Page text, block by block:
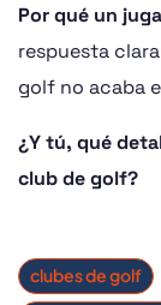
Por qué un
respuesta
golf no acaba
¿Y tú, qué
club de golf?
clubes de golf